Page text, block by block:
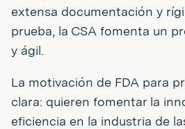
extensa documentación y
prueba, la CSA fomenta un
y ágil.
La motivación de FDA para
clara: quieren fomentar la
eficiencia en la industria de